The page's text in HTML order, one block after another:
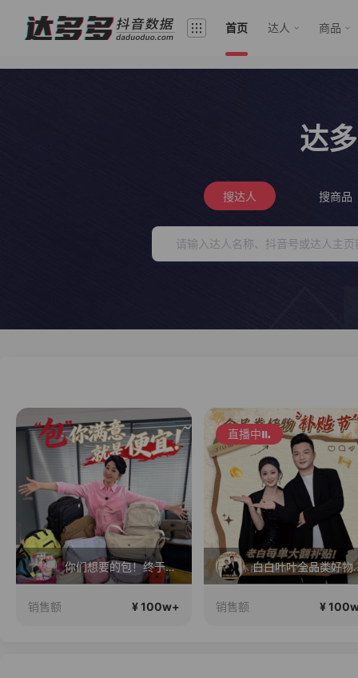
首页 达人 商品
达
搜达人 搜商品
你们想要的包！终于来了！包你满意！
销售额 ¥ 100w+
直播中
白白叶
销售额 ¥